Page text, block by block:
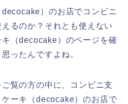
）のお店でコンビニ
るのか？それとも使えない
（decocake）のページを確
ったんですよね。
覧の方の中に、コンビニ支
ーキ（decocake）のお店で